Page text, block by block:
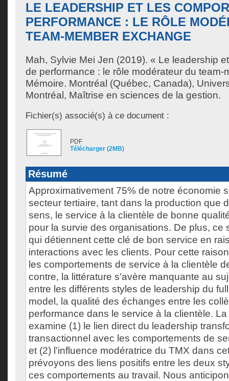
LE LEADERSHIP ET LES
PERFORMANCE : LE RÔLE
TEAM-MEMBER EXCHANGE
Mah, Sylvie Mei Jen (2019). « Le leadership
de performance : le rôle modérateur du team-
Mémoire. Montréal (Québec, Canada),
Montréal, Maîtrise en sciences de la gestion.
Fichier(s) associé(s) à ce document :
PDF
Télécharger (2MB)
Résumé
Approximativement 75% de notre économie
secteur tertiaire, tant dans la production que
sens, le service à la clientèle de bonne
pour la survie des organisations. De plus, ce
qui détiennent cette clé de bon service en
interactions avec les clients. Pour cette
les comportements de service à la clientèle
contre, la littérature s'avère manquante au
entre les différents styles de leadership du
model, la qualité des échanges entre les
performance dans le service à la clientèle.
examine (1) le lien direct du leadership
transactionnel avec les comportements de
et (2) l'influence modératrice du TMX dans
prévoyons des liens positifs entre les deux
ces comportements au travail. Nous